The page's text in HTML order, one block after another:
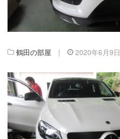
鶴田の部屋 | 2020年6月9日